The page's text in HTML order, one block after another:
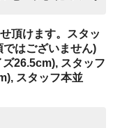
頂けます。スタッ
はございません)
26.5cm), スタッフ
スタッフ本並